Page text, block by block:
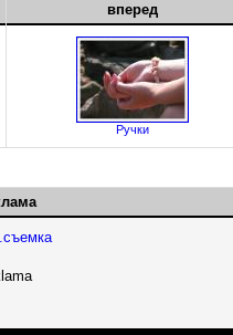
вперед
Ручки